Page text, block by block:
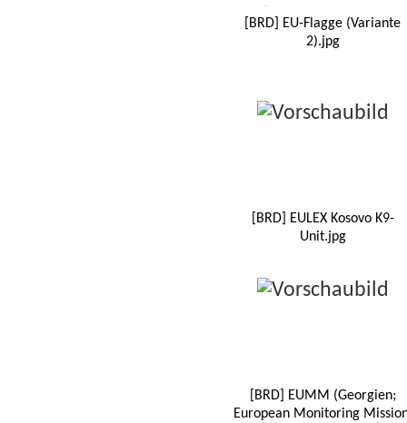
[BRD] EU-Flagge (Variante
2).jpg
[BRD] EULEX Kosovo K9-
Unit.jpg
[BRD] EUMM (Georgien;
European Monitoring